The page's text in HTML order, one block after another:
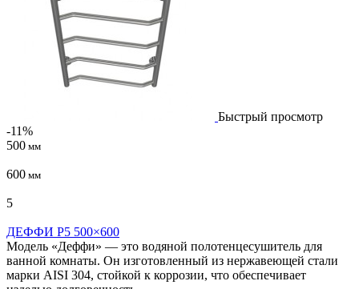
Быстрый просмотр
-11%
500 мм
600 мм
5
ДЕФФИ P5 500×600
Модель «Деффи» — это водяной полотенцесушитель для
ванной комнаты. Он изготовленный из нержавеющей стали
марки AISI 304, стойкой к коррозии, что обеспечивает